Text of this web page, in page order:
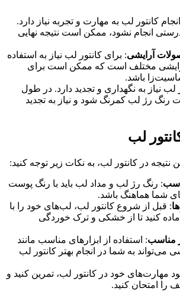
کانتور لب به مهارت و تجربه نیاز دارد.
درستی انجام نشود، ممکن است نتیجه نهایی
آرایشی: برای کانتور لب نیاز به استفاده
مختلف است که ممکن است برای
باشد.
لب نیاز به نگهداری و تجدید دارد. در طول
رنگ رژ لب کمرنگ شود و نیاز به تجدید
لب
نتیجه در کانتور لب، به نکات زیر توجه کنید:
: رنگ رژ لب و مداد لب باید با رنگ پوست
شما هماهنگ باشد.
: قبل از شروع کانتور لب، لب‌های خود را با
کنید تا از خشکی و ترک خوردگی
مناسب: استفاده از ابزارهای مناسب مانند
می‌تواند به شما در انجام بهتر کانتور لب
مهارت‌های خود در کانتور لب، تمرین کنید و
را امتحان کنید.